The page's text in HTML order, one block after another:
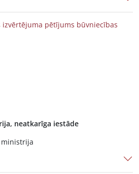
izvērtējuma pētījums būvniecības
neatkarīga iestāde
ministrija